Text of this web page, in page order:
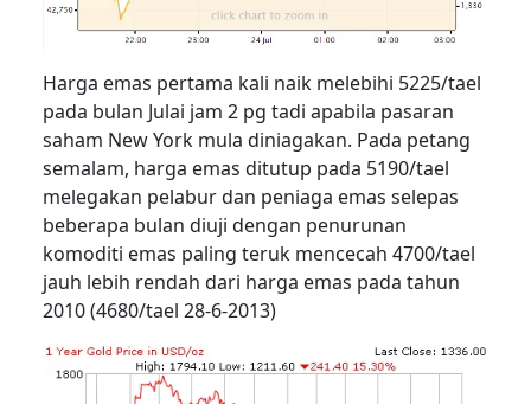
Harga emas pertama kali naik melebihi 5225/tael
pada bulan Julai jam 2 pg tadi apabila pasaran
saham New York mula diniagakan. Pada petang
semalam, harga emas ditutup pada 5190/tael
melegakan pelabur dan peniaga emas selepas
beberapa bulan diuji dengan penurunan
komoditi emas paling teruk mencecah 4700/tael
jauh lebih rendah dari harga emas pada tahun
2010 (4680/tael 28-6-2013)